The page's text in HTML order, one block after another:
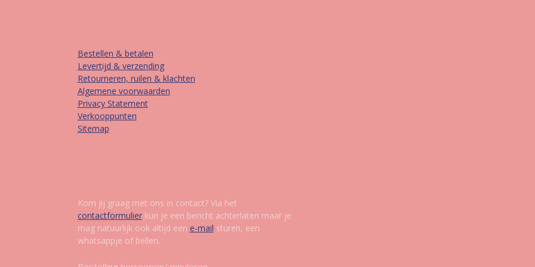
Bestellen & betalen
Levertijd & verzending
Retourneren, ruilen & klachten
Algemene voorwaarden
Privacy Statement
Verkooppunten
Sitemap
Kom jij graag met ons in contact? Via het
contactformulierkun je een bericht achterlaten maar je
mag natuurlijk ook altijd een e-mail sturen, een
whatsappje of bellen.